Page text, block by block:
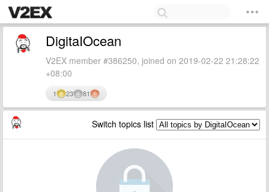
DigitaIOcean
V2EX member #386250, joined on 2019-02-22 21:28:22
+08:00
1 23 81
Switch topics list